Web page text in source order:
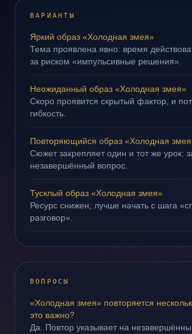
ВАРИАНТЫ
Яркий образ «Холодная змея»
Тема проявлена явно: время
за риском «импульсивные решения».
Неожиданный образ «Холодная змея»
Скоро проявится скрытый фактор, и
гибкость.
Повторяющийся образ «Холодная
Сюжет закрепляет один и тот же урок:
незавершённый вопрос.
Тусклый образ «Холодная змея»
Ресурс снижен; лучше начать с шага
разговор».
ВОПРОСЫ
«Холодная змея» повторяется
это важно?
Да. Повтор указывает на